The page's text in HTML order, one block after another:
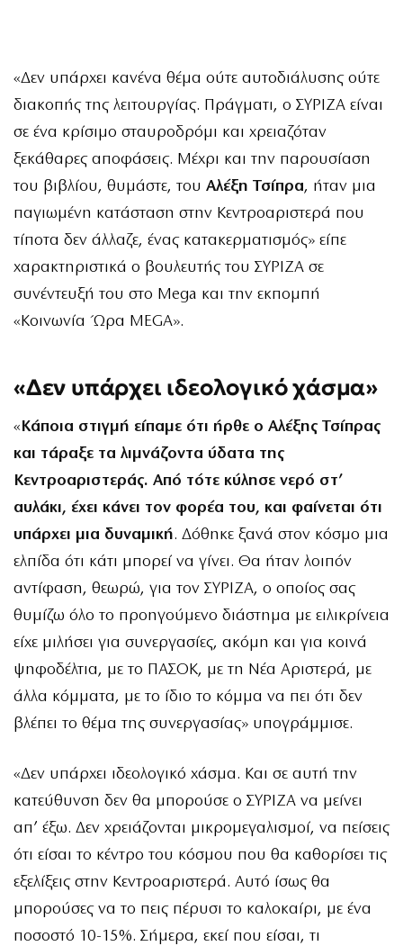
«Δεν υπάρχει κανένα θέμα ούτε αυτοδιάλυσης ούτε
διακοπής της λειτουργίας. Πράγματι, ο ΣΥΡΙΖΑ είναι
σε ένα κρίσιμο σταυροδρόμι και χρειαζόταν
ξεκάθαρες αποφάσεις. Μέχρι και την παρουσίαση
του βιβλίου, θυμάστε, του Αλέξη Τσίπρα, ήταν μια
παγιωμένη κατάσταση στην Κεντροαριστερά που
τίποτα δεν άλλαζε, ένας κατακερματισμός» είπε
χαρακτηριστικά ο βουλευτής του ΣΥΡΙΖΑ σε
συνέντευξή του στο Mega και την εκπομπή
«Κοινωνία Ώρα MEGA».
«Δεν υπάρχει ιδεολογικό χάσμα»
« Κάποια στιγμή είπαμε ότι ήρθε ο Αλέξης Τσίπρας
και τάραξε τα λιμνάζοντα ύδατα της
Κεντροαριστεράς. Από τότε κύλησε νερό στ’
αυλάκι, έχει κάνει τον φορέα του, και φαίνεται ότι
υπάρχει μια δυναμική. Δόθηκε ξανά στον κόσμο μια
ελπίδα ότι κάτι μπορεί να γίνει. Θα ήταν λοιπόν
αντίφαση, θεωρώ, για τον ΣΥΡΙΖΑ, ο οποίος σας
θυμίζω όλο το προηγούμενο διάστημα με ειλικρίνεια
είχε μιλήσει για συνεργασίες, ακόμη και για κοινά
ψηφοδέλτια, με το ΠΑΣΟΚ, με τη Νέα Αριστερά, με
άλλα κόμματα, με το ίδιο το κόμμα να πει ότι δεν
βλέπει το θέμα της συνεργασίας» υπογράμμισε.
«Δεν υπάρχει ιδεολογικό χάσμα. Και σε αυτή την
κατεύθυνση δεν θα μπορούσε ο ΣΥΡΙΖΑ να μείνει
απ’ έξω. Δεν χρειάζονται μικρομεγαλισμοί, να πείσεις
ότι είσαι το κέντρο του κόσμου που θα καθορίσει τις
εξελίξεις στην Κεντροαριστερά. Αυτό ίσως θα
μπορούσες να το πεις πέρυσι το καλοκαίρι, με ένα
ποσοστό 10-15%. Σήμερα, εκεί που είσαι, τι